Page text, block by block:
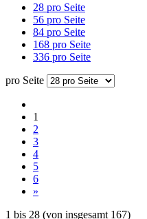
28 pro Seite
56 pro Seite
84 pro Seite
168 pro Seite
336 pro Seite
pro Seite
1
2
3
4
5
6
»
1 bis 28 (von insgesamt 167)